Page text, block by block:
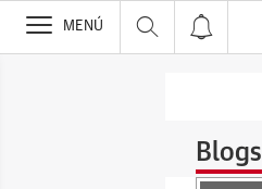
>
MENÚ
Blogs